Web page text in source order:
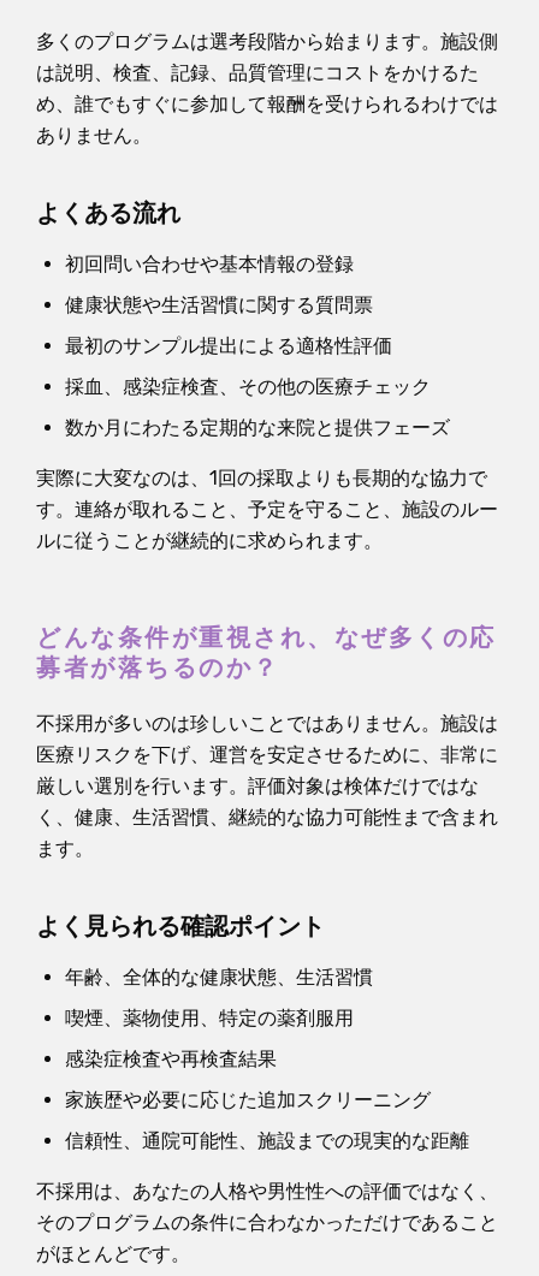
多くのプログラムは選考段階から始まります。施設側
は説明、検査、記録、品質管理にコストをかけるた
め、誰でもすぐに参加して報酬を受けられるわけでは
ありません。
よくある流れ
初回問い合わせや基本情報の登録
健康状態や生活習慣に関する質問票
最初のサンプル提出による適格性評価
採血、感染症検査、その他の医療チェック
数か月にわたる定期的な来院と提供フェーズ
実際に大変なのは、1回の採取よりも長期的な協力で
す。連絡が取れること、予定を守ること、施設のルー
ルに従うことが継続的に求められます。
どんな条件が重視され、なぜ多くの応
募者が落ちるのか？
不採用が多いのは珍しいことではありません。施設は
医療リスクを下げ、運営を安定させるために、非常に
厳しい選別を行います。評価対象は検体だけではな
く、健康、生活習慣、継続的な協力可能性まで含まれ
ます。
よく見られる確認ポイント
年齢、全体的な健康状態、生活習慣
喫煙、薬物使用、特定の薬剤服用
感染症検査や再検査結果
家族歴や必要に応じた追加スクリーニング
信頼性、通院可能性、施設までの現実的な距離
不採用は、あなたの人格や男性性への評価ではなく、
そのプログラムの条件に合わなかっただけであること
がほとんどです。